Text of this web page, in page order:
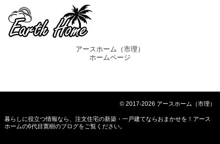
アースホーム（市理）
ホームページ
© 2017-2026 アースホーム（市理）
暮らしに役立つ情報なら、 注文住宅の新築・一戸建てならおまかせを！アース
ホームの6代目寛樹のブログをご覧ください。